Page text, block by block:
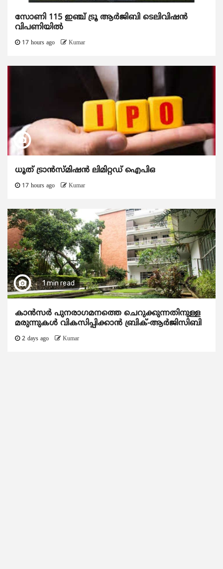
സോണി 115 ഇഞ്ച് ട്രൂ ആർജിബി ടെലിവിഷൻ
വിപണിയിൽ
17 hours ago Kumar
ധൂത് ട്രാൻസ്മിഷൻ ലിമിറ്റഡ് ഐപിഒ
17 hours ago Kumar
1 min read
കാന്‍സര്‍ പുനരാഗമനത്തെ ചെറുക്കുന്നതിനുള്ള
മരുന്നുകള്‍ വികസിപ്പിക്കാന്‍ ബ്രിക്-ആര്‍ജിസിബി
2 days ago Kumar